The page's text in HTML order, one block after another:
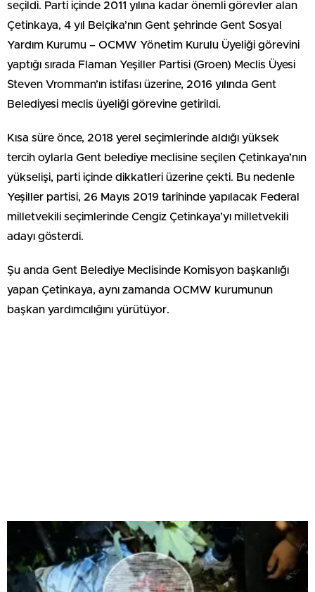
seçildi. Parti içinde 2011 yılına kadar önemli görevler alan
Çetinkaya, 4 yıl Belçika’nın Gent şehrinde Gent Sosyal
Yardım Kurumu – OCMW Yönetim Kurulu Üyeliği görevini
yaptığı sırada Flaman Yeşiller Partisi (Groen) Meclis Üyesi
Steven Vromman’ın istifası üzerine, 2016 yılında Gent
Belediyesi meclis üyeliği görevine getirildi.
Kısa süre önce, 2018 yerel seçimlerinde aldığı yüksek
tercih oylarla Gent belediye meclisine seçilen Çetinkaya’nın
yükselişi, parti içinde dikkatleri üzerine çekti. Bu nedenle
Yeşiller partisi, 26 Mayıs 2019 tarihinde yapılacak Federal
milletvekili seçimlerinde Cengiz Çetinkaya’yı milletvekili
adayı gösterdi.
Şu anda Gent Belediye Meclisinde Komisyon başkanlığı
yapan Çetinkaya, aynı zamanda OCMW kurumunun
başkan yardımcılığını yürütüyor.